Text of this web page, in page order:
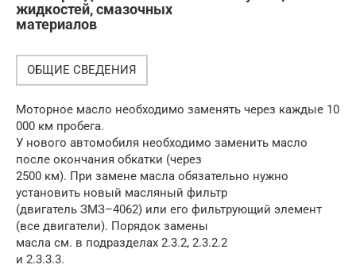
жидкостей, смазочных
материалов
ОБЩИЕ СВЕДЕНИЯ
Моторное масло необходимо заменять через каждые 10
000 км пробега.
У нового автомобиля необходимо заменить масло
после окончания обкатки (через
2500 км). При замене масла обязательно нужно
установить новый масляный фильтр
(двигатель ЗМЗ–4062) или его фильтрующий элемент
(все двигатели). Порядок замены
масла см. в подразделах 2.3.2, 2.3.2.2
и 2.3.3.3.